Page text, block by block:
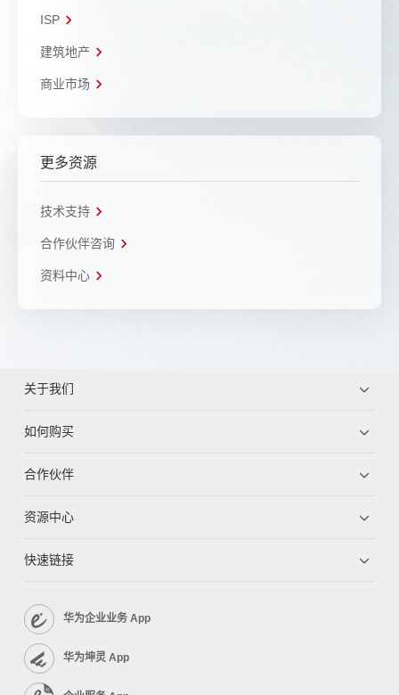
ISP
建筑地产
商业市场
更多资源
技术支持
合作伙伴咨询
资料中心
关于我们
如何购买
合作伙伴
资源中心
快速链接
华为企业业务 App
华为坤灵 App